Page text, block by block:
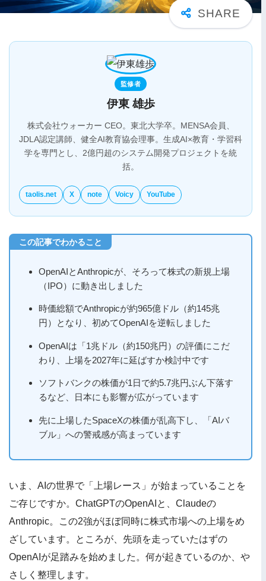
監修者
伊東 雄歩
株式会社ウォーカー CEO。東北大学卒。MENSA会員、
JDLA認定講師、健全AI教育協会理事。生成AI×教育・学習科
学を専門とし、2億円超のシステム開発プロジェクトを統
括。
taolis.net X note Voicy YouTube
OpenAIとAnthropicが、そろって株式の新規上場
（IPO）に動き出しました
時価総額でAnthropicが約965億ドル（約145兆
円）となり、初めてOpenAIを逆転しました
OpenAIは「1兆ドル（約150兆円）の評価にこだ
わり、上場を2027年に延ばすか検討中です
ソフトバンクの株価が1日で約5.7兆円ぶん下落す
るなど、日本にも影響が広がっています
先に上場したSpaceXの株価が乱高下し、「AIバ
ブル」への警戒感が高まっています
いま、AIの世界で「上場レース」が始まっていることを
ご存じですか。ChatGPTのOpenAIと、Claudeの
Anthropic。この2強がほぼ同時に株式市場への上場をめ
ざしています。ところが、先頭を走っていたはずの
OpenAIが足踏みを始めました。何が起きているのか、や
さしく整理します。